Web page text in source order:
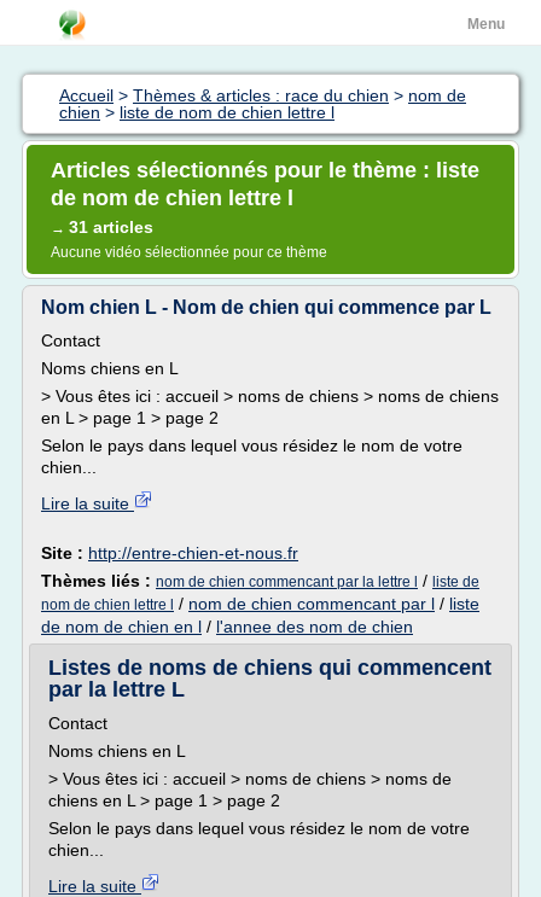
Menu
Accueil > Thèmes & articles : race du chien > nom de
chien > liste de nom de chien lettre l
Articles sélectionnés pour le thème : liste
de nom de chien lettre l
→ 31 articles
Aucune vidéo sélectionnée pour ce thème
Nom chien L - Nom de chien qui commence par L
Contact
Noms chiens en L
> Vous êtes ici : accueil > noms de chiens > noms de chiens
en L > page 1 > page 2
Selon le pays dans lequel vous résidez le nom de votre
chien...
Lire la suite
Site : http://entre-chien-et-nous.fr
Thèmes liés : nom de chien commencant par la lettre l / liste de
nom de chien lettre l
/ nom de chien commencant par l / liste
de nom de chien en l / l'annee des nom de chien
Listes de noms de chiens qui commencent
par la lettre L
Contact
Noms chiens en L
> Vous êtes ici : accueil > noms de chiens > noms de
chiens en L > page 1 > page 2
Selon le pays dans lequel vous résidez le nom de votre
chien...
Lire la suite